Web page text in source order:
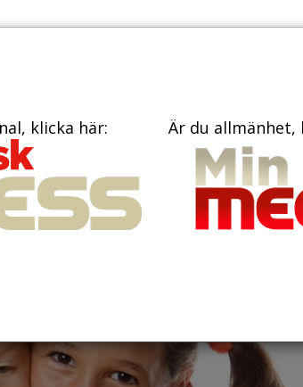
BÖCKER KONTAKT
klicka här: Är du allmänhet,